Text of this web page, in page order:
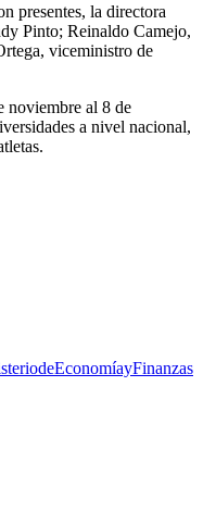
presentes, la directora
Pinto; Reinaldo Camejo,
viceministro de
noviembre al 8 de
a nivel nacional,